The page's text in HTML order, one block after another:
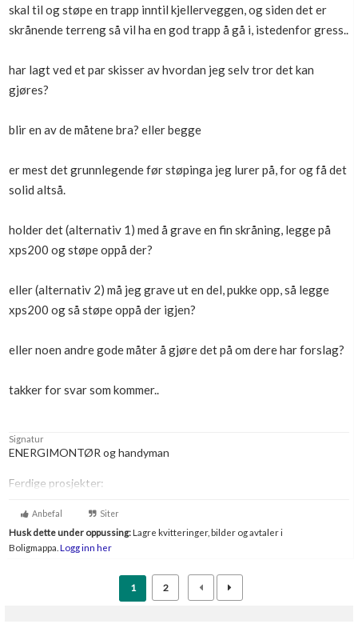
Boligmappa+
Få mer ut av Boligmappa
skal til og støpe en trapp inntil kjellerveggen, og siden det er
skrånende terreng så vil ha en god trapp å gå i, istedenfor gress..
har lagt ved et par skisser av hvordan jeg selv tror det kan
gjøres?
blir en av de måtene bra? eller begge
er mest det grunnlegende før støpinga jeg lurer på, for og få det
solid altså.
holder det (alternativ 1) med å grave en fin skråning, legge på
xps200 og støpe oppå der?
eller (alternativ 2) må jeg grave ut en del, pukke opp, så legge
xps200 og så støpe oppå der igjen?
eller noen andre gode måter å gjøre det på om dere har forslag?
takker for svar som kommer..
Signatur
ENERGIMONTØR og handyman
Ferdige prosjekter:
Oppussing av kjøkken
Anbefal Siter
Husk dette under oppussing:Lagre kvitteringer, bilder og avtaler i
Boligmappa. Logg inn her
1 2